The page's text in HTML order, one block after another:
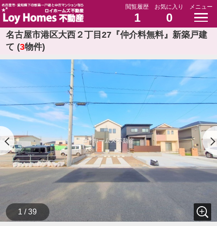
閲覧履歴
1
お気に入り
0
メニュー
名古屋市港区大西２丁目27『仲介料無料』新築戸建
て (3物件)
1 / 39